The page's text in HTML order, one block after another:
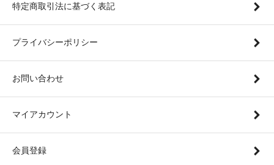
特定商取引法に基づく表記
プライバシーポリシー
お問い合わせ
マイアカウント
会員登録